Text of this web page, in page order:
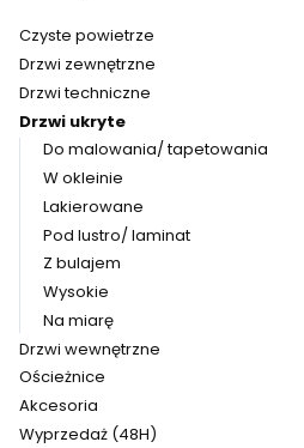
Czyste powietrze
Drzwi zewnętrzne
Drzwi techniczne
Drzwi ukryte
Do malowania/ tapetowania
W okleinie
Lakierowane
Pod lustro/ laminat
Z bulajem
Wysokie
Na miarę
Drzwi wewnętrzne
Ościeżnice
Akcesoria
Wyprzedaż (48H)